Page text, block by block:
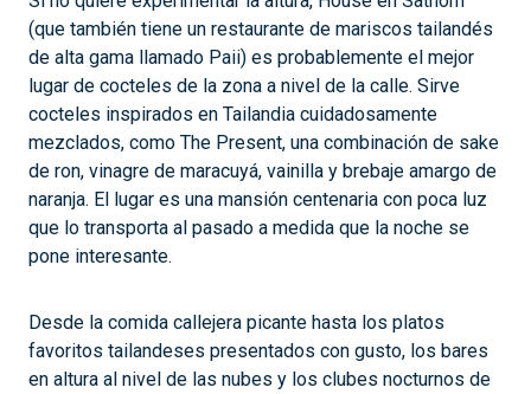
(que también tiene un restaurante de mariscos tailandés
de alta gama llamado Paii) es probablemente el mejor
lugar de cocteles de la zona a nivel de la calle. Sirve
cocteles inspirados en Tailandia cuidadosamente
mezclados, como The Present, una combinación de sake
de ron, vinagre de maracuyá, vainilla y brebaje amargo de
naranja. El lugar es una mansión centenaria con poca luz
que lo transporta al pasado a medida que la noche se
pone interesante.
Desde la comida callejera picante hasta los platos
favoritos tailandeses presentados con gusto, los bares
en altura al nivel de las nubes y los clubes nocturnos de